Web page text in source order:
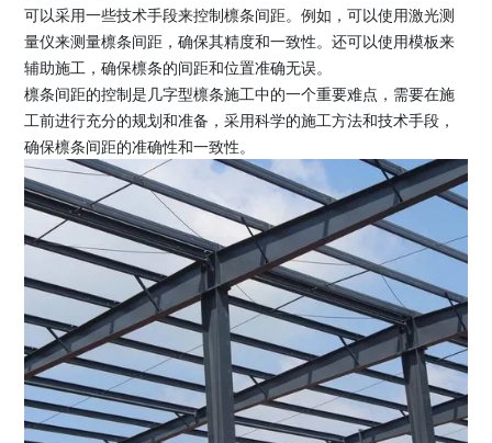
可以采用一些技术手段来控制檩条间距。例如，可以使用激光测
量仪来测量檩条间距，确保其精度和一致性。还可以使用模板来
辅助施工，确保檩条的间距和位置准确无误。
檩条间距的控制是几字型檩条施工中的一个重要难点，需要在施
工前进行充分的规划和准备，采用科学的施工方法和技术手段，
确保檩条间距的准确性和一致性。